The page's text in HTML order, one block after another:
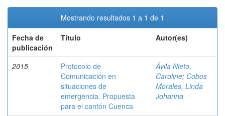
Mostrando resultados 1 a 1 de 1
Fecha de
publicación
Título Autor(es)
2015
Protocolo de
Comunicación en
situaciones de
emergencia. Propuesta
para el cantón Cuenca
Ávila Nieto,
Caroline; Cobos
Morales, Linda
Johanna